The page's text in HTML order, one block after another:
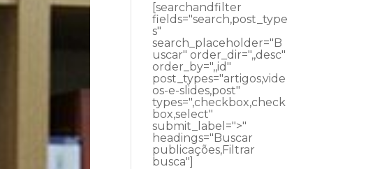
[searchandfilter
fields="search,post_type
s"
search_placeholder="B
uscar" order_dir=",,desc"
order_by=",,id"
post_types="artigos,vide
os-e-slides,post"
types=",checkbox,check
box,select"
submit_label=">"
headings="Buscar
publicações,Filtrar
busca"]